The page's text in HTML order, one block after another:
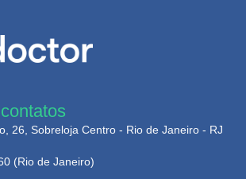
26, Sobreloja Centro - Rio de Janeiro - RJ
(Rio de Janeiro)